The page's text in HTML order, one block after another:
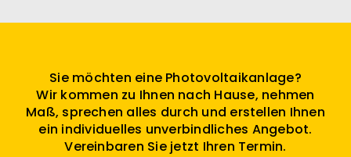
Sie möchten eine Photovoltaikanlage?
Wir kommen zu Ihnen nach Hause, nehmen
Maß, sprechen alles durch und erstellen Ihnen
ein individuelles unverbindliches Angebot.
Vereinbaren Sie jetzt Ihren Termin.